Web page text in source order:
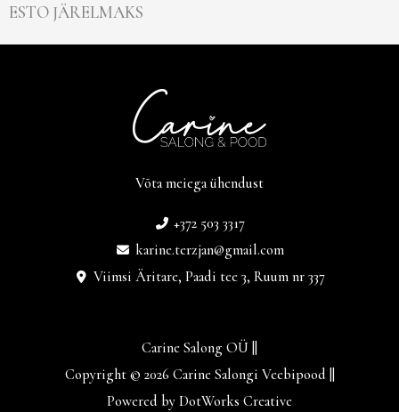
ESTO JÄRELMAKS
Võta meiega ühendust
+372 503 3317
karine.terzjan@gmail.com
Viimsi Äritare, Paadi tee 3, Ruum nr 337
Carine Salong OÜ ||
Copyright © 2026 Carine Salongi Veebipood ||
Powered by DotWorks Creative